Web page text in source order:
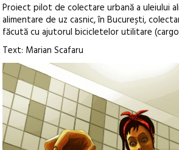
Proiect pilot de colectare urbană a uleiului
alimentare de uz casnic, în București,
făcută cu ajutorul bicicletelor utilitare
Text: Marian Scafaru